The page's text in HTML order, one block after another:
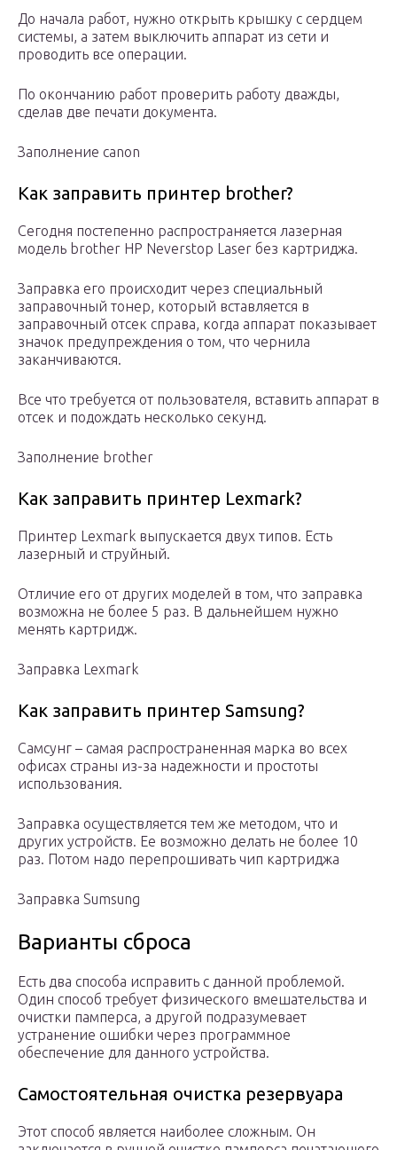
До начала работ, нужно открыть крышку с сердцем
системы, а затем выключить аппарат из сети и
проводить все операции.
По окончанию работ проверить работу дважды,
сделав две печати документа.
Заполнение canon
Как заправить принтер brother?
Сегодня постепенно распространяется лазерная
модель brother HP Neverstop Laser без картриджа.
Заправка его происходит через специальный
заправочный тонер, который вставляется в
заправочный отсек справа, когда аппарат показывает
значок предупреждения о том, что чернила
заканчиваются.
Все что требуется от пользователя, вставить аппарат в
отсек и подождать несколько секунд.
Заполнение brother
Как заправить принтер Lexmark?
Принтер Lexmark выпускается двух типов. Есть
лазерный и струйный.
Отличие его от других моделей в том, что заправка
возможна не более 5 раз. В дальнейшем нужно
менять картридж.
Заправка Lexmark
Как заправить принтер Samsung?
Самсунг – самая распространенная марка во всех
офисах страны из-за надежности и простоты
использования.
Заправка осуществляется тем же методом, что и
других устройств. Ее возможно делать не более 10
раз. Потом надо перепрошивать чип картриджа
Заправка Sumsung
Варианты сброса
Есть два способа исправить с данной проблемой.
Один способ требует физического вмешательства и
очистки памперса, а другой подразумевает
устранение ошибки через программное
обеспечение для данного устройства.
Самостоятельная очистка резервуара
Этот способ является наиболее сложным. Он